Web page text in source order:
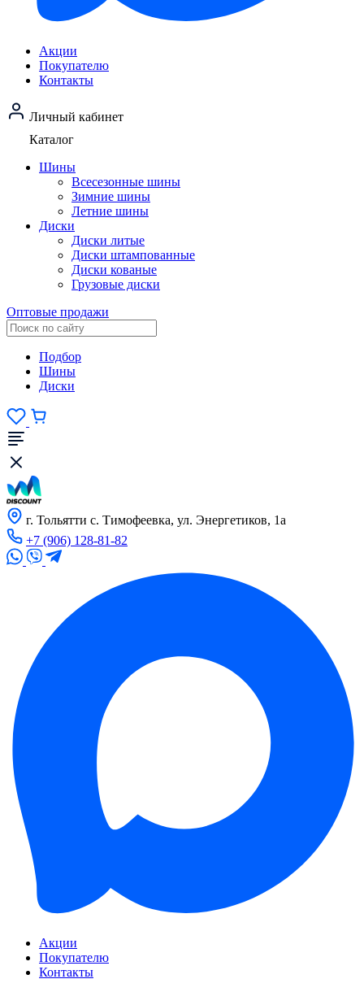
Акции
Покупателю
Контакты
Личный кабинет
Каталог
Шины
Всесезонные шины
Зимние шины
Летние шины
Диски
Диски литые
Диски штампованные
Диски кованые
Грузовые диски
Оптовые продажи
Подбор
Шины
Диски
г. Тольятти с. Тимофеевка, ул. Энергетиков, 1а
+7 (906) 128-81-82
Акции
Покупателю
Контакты